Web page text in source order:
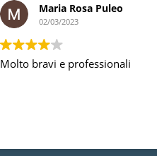
Maria Rosa Puleo
02/03/2023
Molto bravi e professionali